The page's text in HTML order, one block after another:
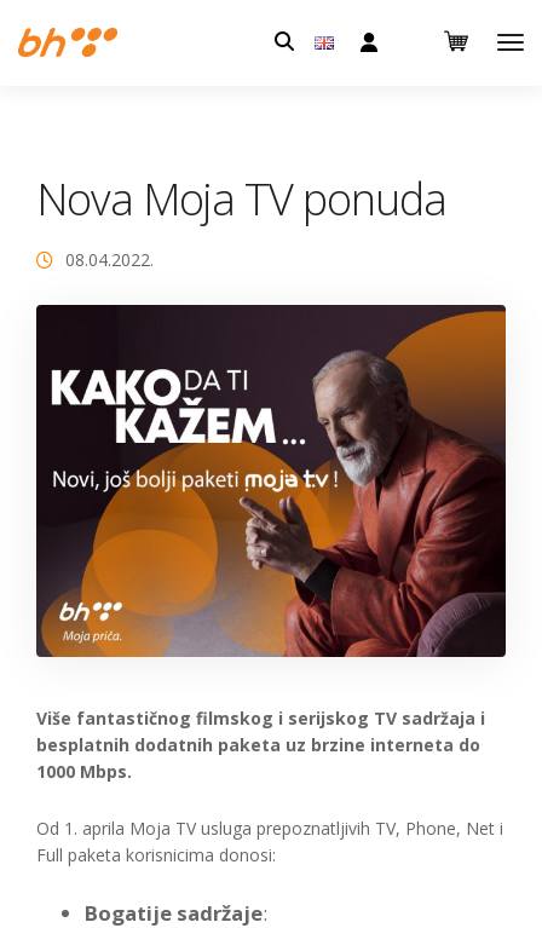
Pretraga:
Nova Moja TV ponuda
08.04.2022.
Više fantastičnog filmskog i serijskog TV sadržaja i
besplatnih dodatnih paketa uz brzine interneta do
1000 Mbps.
Od 1. aprila Moja TV usluga prepoznatljivih TV, Phone, Net i
Full paketa korisnicima donosi:
Bogatije sadržaje: